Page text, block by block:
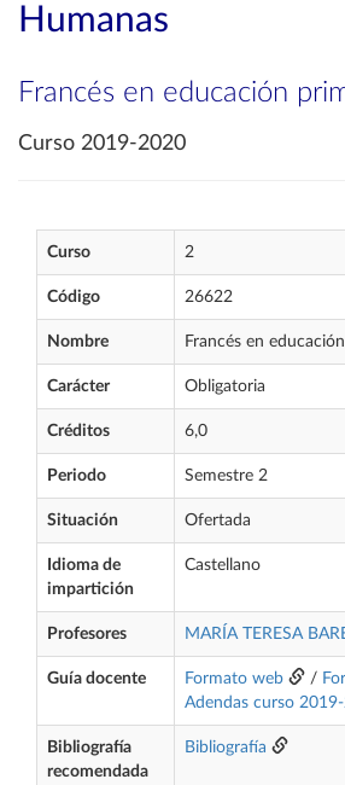
Humanas
Francés en educación
Curso 2019-2020
Curso 2
Código 26622
Nombre Francés en
Carácter Obligatoria
Créditos 6,0
Periodo Semestre 2
Situación Ofertada
Idioma de
impartición
Castellano
Profesores MARÍA TERESA
Guía docente Formato web /
Adendas curso
Bibliografía
recomendada
Bibliografía